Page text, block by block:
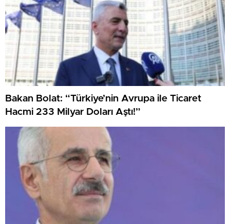
Bakan Bolat: “Türkiye’nin Avrupa ile Ticaret
Hacmi 233 Milyar Doları Aştı!”